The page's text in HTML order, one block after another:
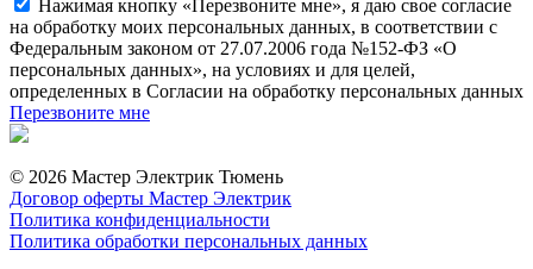
Нажимая кнопку «Перезвоните мне», я даю свое согласие
на обработку моих персональных данных, в соответствии с
Федеральным законом от 27.07.2006 года №152-ФЗ «О
персональных данных», на условиях и для целей,
определенных в Согласии на обработку персональных данных
Перезвоните мне
© 2026 Мастер Электрик Тюмень
Договор оферты Мастер Электрик
Политика конфиденциальности
Политика обработки персональных данных